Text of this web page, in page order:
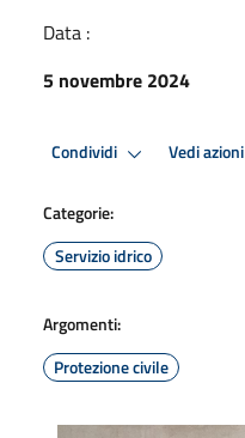
Data :
5 novembre 2024
Condividi Vedi azioni
Categorie:
Servizio idrico
Argomenti:
Protezione civile